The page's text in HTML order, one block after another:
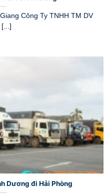
Công Ty TNHH TM DV
Dương đi Hải Phòng